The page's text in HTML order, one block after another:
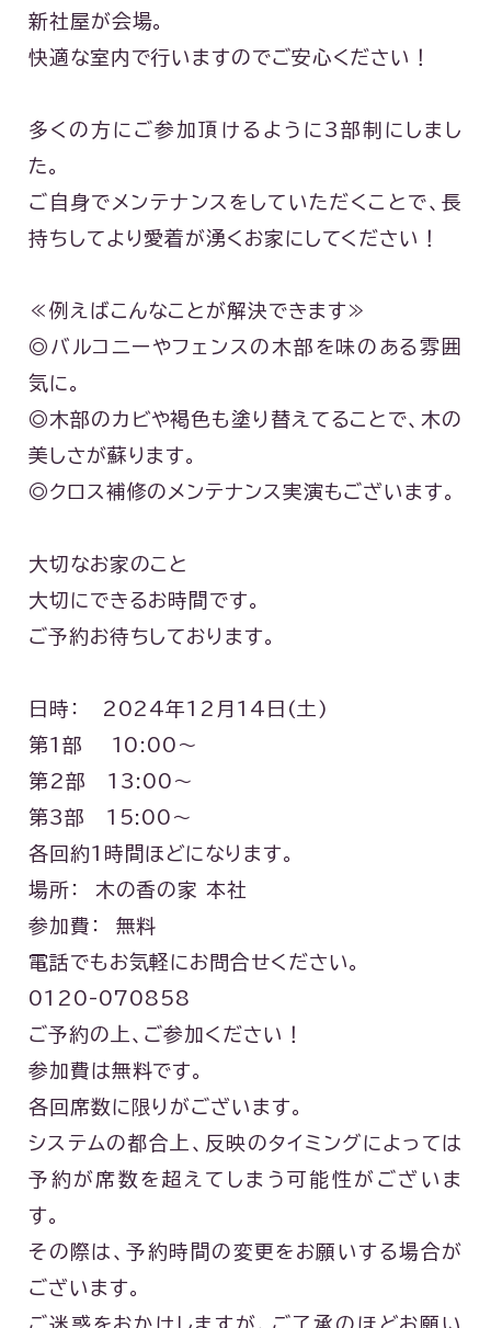
新社屋が会場。
快適な室内で行いますのでご安心ください！
多くの方にご参加頂けるように3部制にしまし
た。
ご自身でメンテナンスをしていただくことで、長
持ちしてより愛着が湧くお家にしてください！
≪例えばこんなことが解決できます≫
◎バルコニーやフェンスの木部を味のある雰囲
気に。
◎木部のカビや褐色も塗り替えてることで、木の
美しさが蘇ります。
◎クロス補修のメンテナンス実演もございます。
大切なお家のこと
大切にできるお時間です。
ご予約お待ちしております。
日時： 2024年12月14日(土)
第1部 10:00～
第2部 13:00〜
第3部 15:00〜
各回約1時間ほどになります。
場所： 木の香の家 本社
参加費： 無料
電話でもお気軽にお問合せください。
0120-070858
ご予約の上、ご参加ください！
参加費は無料です。
各回席数に限りがございます。
システムの都合上、反映のタイミングによっては
予約が席数を超えてしまう可能性がございま
す。
その際は、予約時間の変更をお願いする場合が
ございます。
ご迷惑をおかけしますが、ご了承のほどお願い